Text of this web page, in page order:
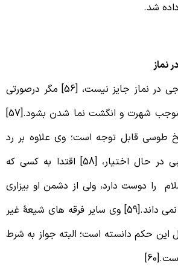
شد.
اقتدا به ناصبی و خارجی در نماز جایز نیست، [56] مگر درصورتی
که ترس آن باشد که موجب شهرت و انگشت نما شدن بشود.[57]
قابل توجه است؛ وی علاوه بر رد
اقتدا در نماز به ناصبی در حال اختیار، [58] اقتدا به کسی که
را دوست دارد، ولی از دشمن او بیزاری
نمی جوید را نیز جایز نمی داند.[59] وی سایر فرقه های شیعۀ غیر
حکم دانسته است؛ البته جواز به شرط